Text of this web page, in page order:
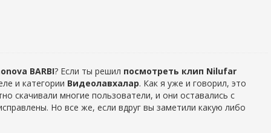
BARBI? Если ты решил посмотреть клип Nilufar
и категории Видеолавхалар. Как я уже и говорил, это
скачивали многие пользователи, и они оставались с
Но все же, если вдруг вы заметили какую либо